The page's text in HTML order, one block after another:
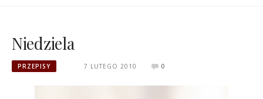
Niedziela
PRZEPISY 7 LUTEGO 2010 0